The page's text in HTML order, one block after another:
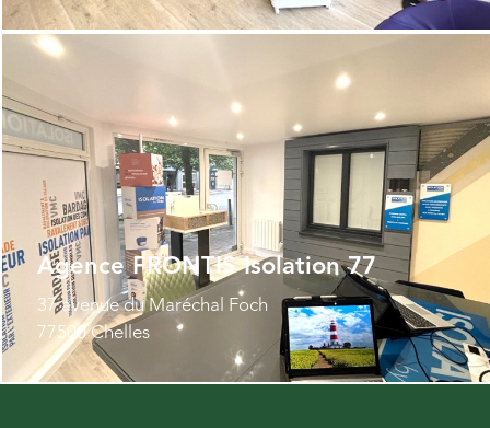
Agence FRONTIS Isolation 77
37 avenue du Maréchal Foch
77500 Chelles